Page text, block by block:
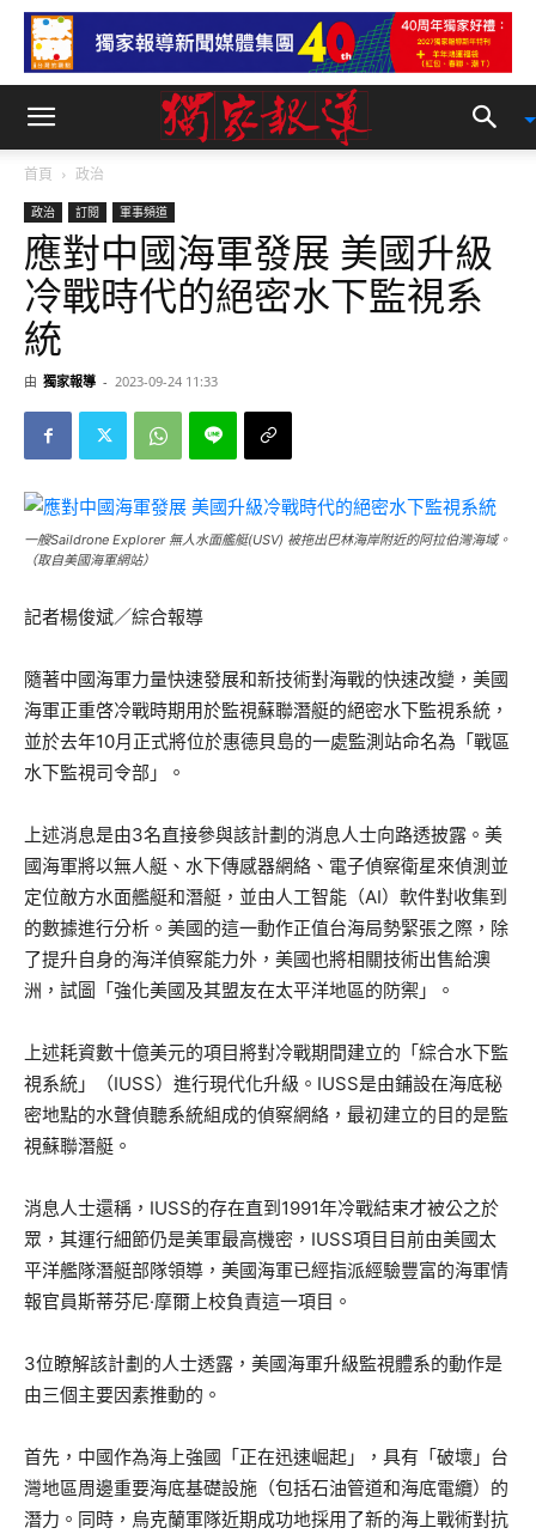
首頁 政治
政治 訂閱 軍事頻道
應對中國海軍發展 美國升級
冷戰時代的絕密水下監視系
統
由 獨家報導 - 2023-09-24 11:33
一艘Saildrone Explorer 無人水面艦艇(USV) 被拖出巴林海岸附近的阿拉伯灣海域。
（取自美國海軍網站）
記者楊俊斌／綜合報導
隨著中國海軍力量快速發展和新技術對海戰的快速改變，美國
海軍正重啓冷戰時期用於監視蘇聯潛艇的絕密水下監視系統，
並於去年10月正式將位於惠德貝島的一處監測站命名為「戰區
水下監視司令部」。
上述消息是由3名直接參與該計劃的消息人士向路透披露。美
國海軍將以無人艇、水下傳感器網絡、電子偵察衛星來偵測並
定位敵方水面艦艇和潛艇，並由人工智能（AI）軟件對收集到
的數據進行分析。美國的這一動作正值台海局勢緊張之際，除
了提升自身的海洋偵察能力外，美國也將相關技術出售給澳
洲，試圖「強化美國及其盟友在太平洋地區的防禦」。
上述耗資數十億美元的項目將對冷戰期間建立的「綜合水下監
視系統」（IUSS）進行現代化升級。IUSS是由鋪設在海底秘
密地點的水聲偵聽系統組成的偵察網絡，最初建立的目的是監
視蘇聯潛艇。
消息人士還稱，IUSS的存在直到1991年冷戰結束才被公之於
眾，其運行細節仍是美軍最高機密，IUSS項目目前由美國太
平洋艦隊潛艇部隊領導，美國海軍已經指派經驗豐富的海軍情
報官員斯蒂芬尼·摩爾上校負責這一項目。
3位瞭解該計劃的人士透露，美國海軍升級監視體系的動作是
由三個主要因素推動的。
首先，中國作為海上強國「正在迅速崛起」，具有「破壞」台
灣地區周邊重要海底基礎設施（包括石油管道和海底電纜）的
潛力。同時，烏克蘭軍隊近期成功地採用了新的海上戰術對抗